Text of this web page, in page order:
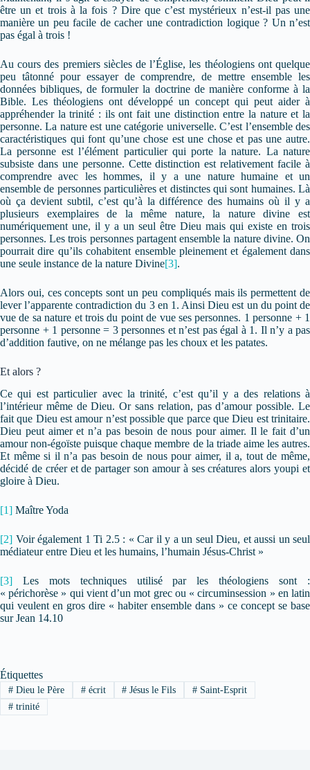
être un et trois à la fois ? Dire que c’est mystérieux n’est-il pas une
manière un peu facile de cacher une contradiction logique ? Un n’est
pas égal à trois !
Au cours des premiers siècles de l’Église, les théologiens ont quelque
peu tâtonné pour essayer de comprendre, de mettre ensemble les
données bibliques, de formuler la doctrine de manière conforme à la
Bible. Les théologiens ont développé un concept qui peut aider à
appréhender la trinité : ils ont fait une distinction entre la nature et la
personne. La nature est une catégorie universelle. C’est l’ensemble des
caractéristiques qui font qu’une chose est une chose et pas une autre.
La personne est l’élément particulier qui porte la nature. La nature
subsiste dans une personne. Cette distinction est relativement facile à
comprendre avec les hommes, il y a une nature humaine et un
ensemble de personnes particulières et distinctes qui sont humaines. Là
où ça devient subtil, c’est qu’à la différence des humains où il y a
plusieurs exemplaires de la même nature, la nature divine est
numériquement une, il y a un seul être Dieu mais qui existe en trois
personnes. Les trois personnes partagent ensemble la nature divine. On
pourrait dire qu’ils cohabitent ensemble pleinement et également dans
une seule instance de la nature Divine[3].
Alors oui, ces concepts sont un peu compliqués mais ils permettent de
lever l’apparente contradiction du 3 en 1. Ainsi Dieu est un du point de
vue de sa nature et trois du point de vue ses personnes. 1 personne + 1
personne + 1 personne = 3 personnes et n’est pas égal à 1. Il n’y a pas
d’addition fautive, on ne mélange pas les choux et les patates.
Et alors ?
Ce qui est particulier avec la trinité, c’est qu’il y a des relations à
l’intérieur même de Dieu. Or sans relation, pas d’amour possible. Le
fait que Dieu est amour n’est possible que parce que Dieu est trinitaire.
Dieu peut aimer et n’a pas besoin de nous pour aimer. Il le fait d’un
amour non-égoïste puisque chaque membre de la triade aime les autres.
Et même si il n’a pas besoin de nous pour aimer, il a, tout de même,
décidé de créer et de partager son amour à ses créatures alors youpi et
gloire à Dieu.
[1] Maître Yoda
[2] Voir également 1 Ti 2.5 : « Car il y a un seul Dieu, et aussi un seul
médiateur entre Dieu et les humains, l’humain Jésus-Christ »
[3] Les mots techniques utilisé par les théologiens sont :
« périchorèse » qui vient d’un mot grec ou « circuminsession » en latin
qui veulent en gros dire « habiter ensemble dans » ce concept se base
sur Jean 14.10
Étiquettes
#Dieu le Père #écrit # Jésus le Fils # Saint-Esprit
#trinité